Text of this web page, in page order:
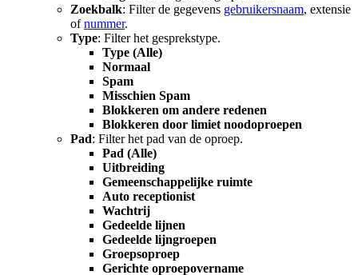
Zoekbalk: Filter de gegevens gebruikersnaam, extensie
ofnummer.
Type: Filter het gesprekstype.
Type (Alle)
Normaal
Spam
Misschien Spam
Blokkeren om andere redenen
Blokkeren door limiet noodoproepen
Pad: Filter het pad van de oproep.
Pad (Alle)
Uitbreiding
Gemeenschappelijke ruimte
Auto receptionist
Wachtrij
Gedeelde lijnen
Gedeelde lijngroepen
Groepsoproep
Gerichte oproepovername